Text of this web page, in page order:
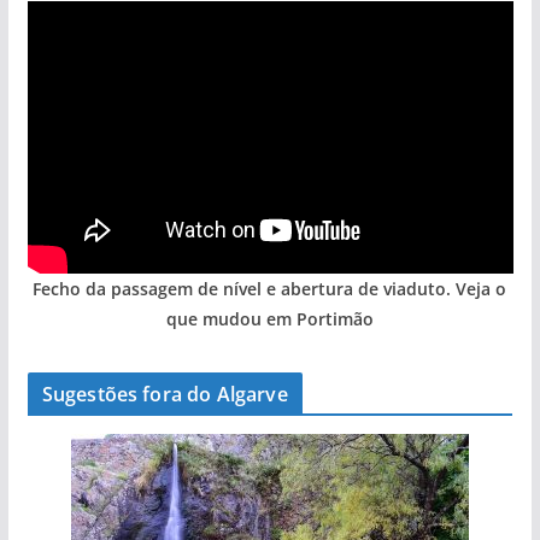
Fecho da passagem de nível e abertura de viaduto. Veja o
que mudou em Portimão
Sugestões fora do Algarve